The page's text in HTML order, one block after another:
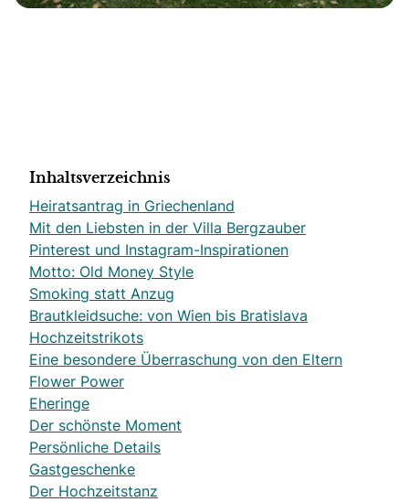
Inhaltsverzeichnis
Heiratsantrag in Griechenland
Mit den Liebsten in der Villa Bergzauber
Pinterest und Instagram-Inspirationen
Motto: Old Money Style
Smoking statt Anzug
Brautkleidsuche: von Wien bis Bratislava
Hochzeitstrikots
Eine besondere Überraschung von den Eltern
Flower Power
Eheringe
Der schönste Moment
Persönliche Details
Gastgeschenke
Der Hochzeitstanz